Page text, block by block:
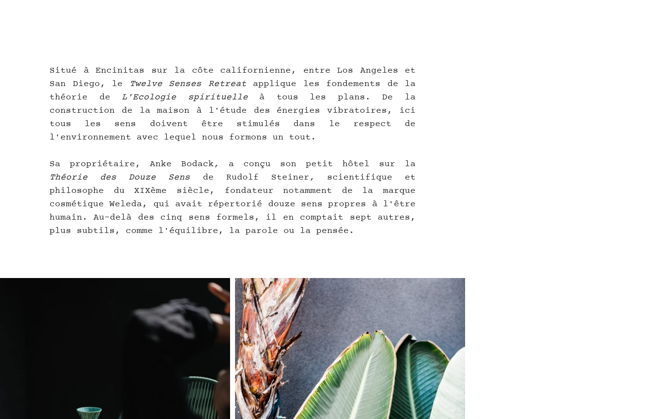
Situé à Encinitas sur la côte californienne, entre Los Angeles et
San Diego, le
Twelve Senses Retreat applique les fondements de la
théorie de L'Ecologie spirituelle à tous les plans. De la
construction de la maison à l'étude des énergies vibratoires, ici
tous les sens doivent être stimulés dans le respect de
l'environnement avec lequel nous formons un tout.
Sa propriétaire, Anke Bodack,
Théorie des Douze Sens de Rudolf Steiner, scientifique et
philosophe du XIXème siècle, fondateur notamment de la marque
cosmétique Weleda, qui avait répertorié douze sens propres à l'être
humain. Au-delà des cinq sens formels, il en comptait sept autres,
plus subtils, comme l'équilibre, la parole ou la pensée.